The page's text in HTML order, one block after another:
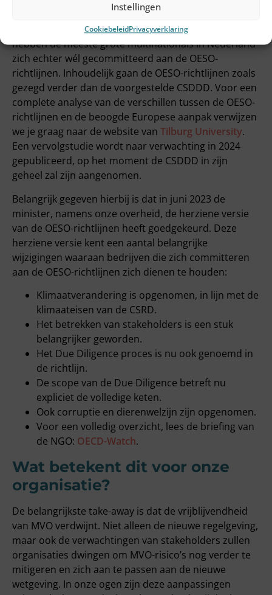
Instellingen
CookiebeleidPrivacyverklaring
Het committeren aan de OESO-richtlijnen is voor
bedrijven nog steeds op vrijwillige basis. Inmiddels
hebben de meeste grote multinationals in Nederland
zich echter wél gecommitteerd aan de OESO-
richtlijnen. Inhoudelijk gaan de OESO-richtlijnen zoals
gezegd verder dan de voorgestelde CSDDD. Voor een
complete analyse van de verschillen tussen de OESO-
richtlijnen en de beoogde Europese aanpak verwijzen
we je graag naar de website van Tilburg University.
Een vervolgstudie wordt naar verwachting in 2024
gepubliceerd, op het moment de CSDDD in zijn
geheel zal zijn aangenomen.
Belangrijk gegeven hierbij is dat in juni 2023 de
minister, namens onze overheid, de herziene versie
van de OESO-richtlijnen heeft goedgekeurd. Deze
herziene versie kent een aantal belangrijke
wijzigingen waaraan bedrijven die zich committeren
aan de OESO-richtlijnen zich dienen te houden:
Klimaatverandering is opgenomen, in lijn met de
klimaateisen van de CSRD.
Het betrekken van stakeholders is een stuk
belangrijker geworden.
Het Due Diligence proces is nu ook genoemd in
de richtlijn.
De scope van de Due Diligence betreft nu
expliciet de volledige keten.
Ook corruptie en dierenwelzijn zijn opgenomen.
Voor een volledig overzicht, lees de briefing van
de NGO: OECD-Watch.
Wat betekent dit voor onze
organisatie?
De belangrijkste take-away is dat de vrijblijvendheid
van MVO verdwijnt. Niet alleen de nieuwe regelgeving,
maar ook de verwachtingen van stakeholders zullen
organisaties dwingen om MVO-risico’s nog verder te
mitigeren en zich aan te passen aan de nieuwe
wetgeving. In onze ogen zijn deze aanpassingen